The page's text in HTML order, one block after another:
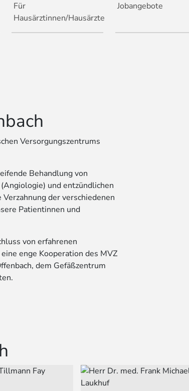
Für
Hausärztinnen/Hausärzte
Jobangebote
Versorgungszentrums
Behandlung von
und entzündlichen
der verschiedenen
Patientinnen und
von erfahrenen
enge Kooperation des MVZ
dem Gefäßzentrum